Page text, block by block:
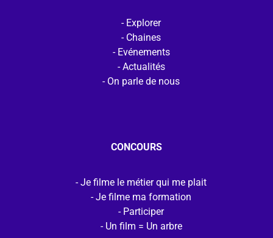
Explorer
Chaines
Evénements
Actualités
On parle de nous
CONCOURS
Je filme le métier qui me plait
Je filme ma formation
Participer
Un film = Un arbre